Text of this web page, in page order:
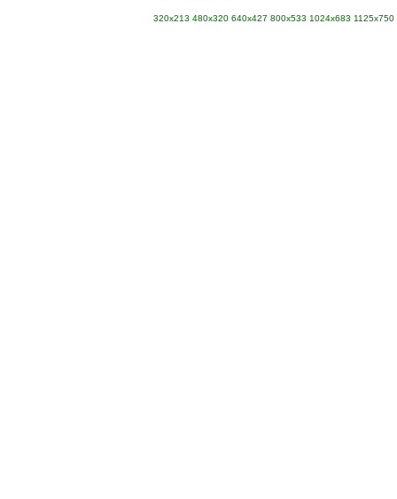
320x213 480x320 640x427 800x533 1024x683 1125x750